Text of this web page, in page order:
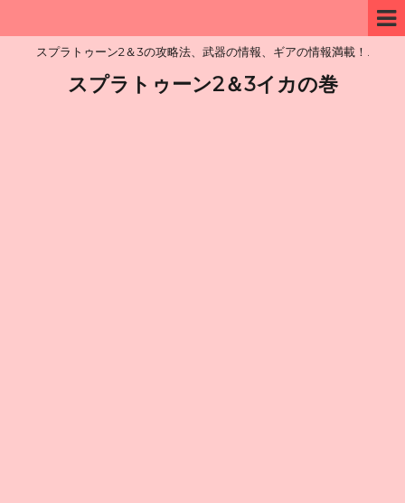
スプラトゥーン2＆3の攻略法、武器の情報、ギアの情報満載！.
スプラトゥーン2＆3イカの巻